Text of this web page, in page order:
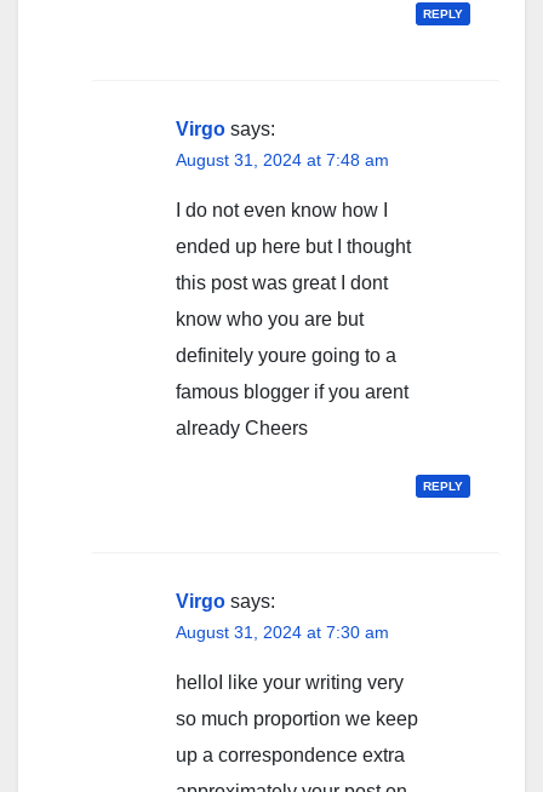
REPLY
Virgo says:
August 31, 2024 at 7:48 am
I do not even know how I
ended up here but I thought
this post was great I dont
know who you are but
definitely youre going to a
famous blogger if you arent
already Cheers
REPLY
Virgo says:
August 31, 2024 at 7:30 am
helloI like your writing very
so much proportion we keep
up a correspondence extra